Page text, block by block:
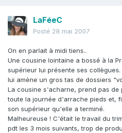
LaFéeC
Posté 28 mai 2007
On en parlait à midi tiens..
Une cousine lointaine a bossé à la
supérieur lui présente ses
lui amène un gros tas de dossiers
La cousine s'acharne, prend pas de
toute la journée d'arrache pieds et,
son supérieur qu'elle a terminé.
Malheureuse ! C'était le travail du
pdt les 3 mois suivants, trop de